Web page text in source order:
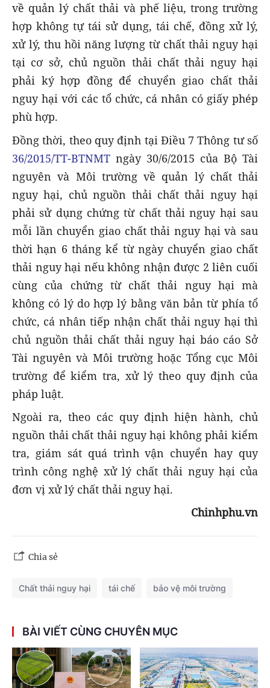
về quản lý chất thải và phế liệu, trong trường
hợp không tự tái sử dụng, tái chế, đồng xử lý,
xử lý, thu hồi năng lượng từ chất thải nguy hại
tại cơ sở, chủ nguồn thải chất thải nguy hại
phải ký hợp đồng để chuyển giao chất thải
nguy hại với các tổ chức, cá nhân có giấy phép
phù hợp.
Đồng thời, theo quy định tại Điều 7 Thông tư số
36/2015/TT-BTNMT ngày 30/6/2015 của Bộ Tài
nguyên và Môi trường về quản lý chất thải
nguy hại, chủ nguồn thải chất thải nguy hại
phải sử dụng chứng từ chất thải nguy hại sau
mỗi lần chuyển giao chất thải nguy hại và sau
thời hạn 6 tháng kể từ ngày chuyển giao chất
thải nguy hại nếu không nhận được 2 liên cuối
cùng của chứng từ chất thải nguy hại mà
không có lý do hợp lý bằng văn bản từ phía tổ
chức, cá nhân tiếp nhận chất thải nguy hại thì
chủ nguồn thải chất thải nguy hại báo cáo Sở
Tài nguyên và Môi trường hoặc Tổng cục Môi
trường để kiểm tra, xử lý theo quy định của
pháp luật.
Ngoài ra, theo các quy định hiện hành, chủ
nguồn thải chất thải nguy hại không phải kiểm
tra, giám sát quá trình vận chuyển hay quy
trình công nghệ xử lý chất thải nguy hại của
đơn vị xử lý chất thải nguy hại.
Chinhphu.vn
Chia sẻ
Chất thải nguy hại tái chế bảo vệ môi trường
BÀI VIẾT CÙNG CHUYÊN MỤC